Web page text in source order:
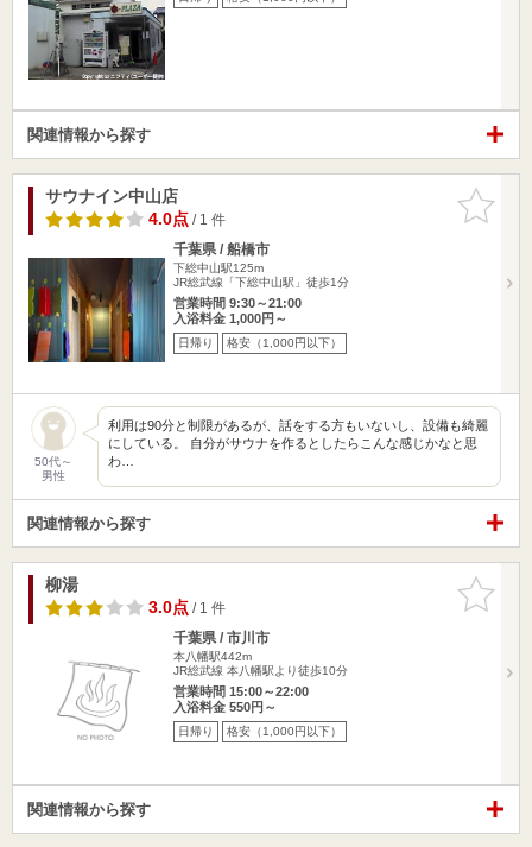
関連情報から探す
お気に入
りに追加
サウナイン中山店
4.0点/ 1 件
千葉県 / 船橋市
下総中山駅125m
JR総武線「下総中山駅」徒歩1分
営業時間 9:30～21:00
入浴料金 1,000円～
日帰り 格安（1,000円以下）
50代～
男性
利用は90分と制限があるが、話をする方もいないし、設備も綺麗
にしている。 自分がサウナを作るとしたらこんな感じかなと思
わ…
関連情報から探す
お気に入
りに追加
柳湯
3.0点/ 1 件
千葉県 / 市川市
本八幡駅442m
JR総武線 本八幡駅より徒歩10分
営業時間 15:00～22:00
入浴料金 550円～
日帰り 格安（1,000円以下）
関連情報から探す